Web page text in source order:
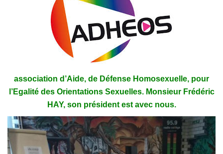
association d’Aide, de Défense Homosexuelle, pour
l’Egalité des Orientations Sexuelles. Monsieur Frédéric
HAY, son président est avec nous.